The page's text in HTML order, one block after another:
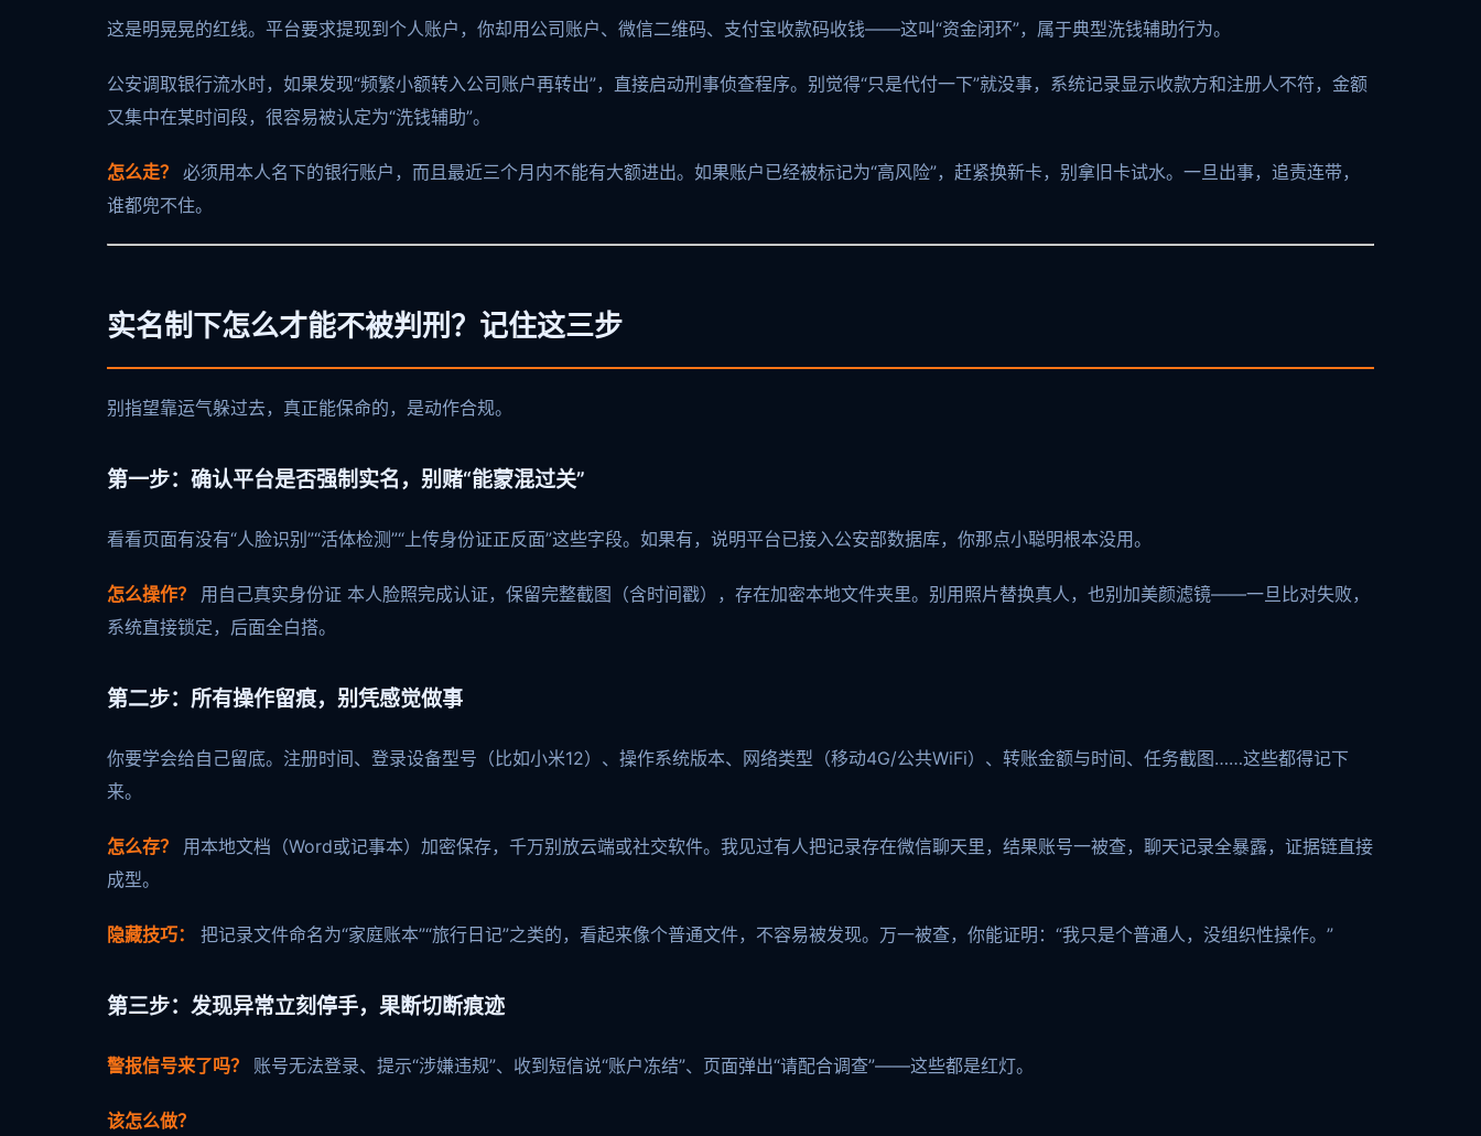
这是明晃晃的红线。平台要求提现到个人账户，你却用公司账户、微信二维码、支付宝收款码收钱——这叫“资金闭环”，属于典型洗钱辅助行为。
公安调取银行流水时，如果发现“频繁小额转入公司账户再转出”，直接启动刑事侦查程序。别觉得“只是代付一下”就没事，系统记录显示收款方和注册人不符，金额
又集中在某时间段，很容易被认定为“洗钱辅助”。
怎么走？
必须用本人名下的银行账户，而且最近三个月内不能有大额进出。如果账户已经被标记为“高风险”，赶紧换新卡，别拿旧卡试水。一旦出事，追责连带，
谁都兜不住。
实名制下怎么才能不被判刑？记住这三步
别指望靠运气躲过去，真正能保命的，是动作合规。
第一步：确认平台是否强制实名，别赌“能蒙混过关”
看看页面有没有“人脸识别”“活体检测”“上传身份证正反面”这些字段。如果有，说明平台已接入公安部数据库，你那点小聪明根本没用。
怎么操作？
用自己真实身份证 本人脸照完成认证，保留完整截图（含时间戳），存在加密本地文件夹里。别用照片替换真人，也别加美颜滤镜——一旦比对失败，
系统直接锁定，后面全白搭。
第二步：所有操作留痕，别凭感觉做事
你要学会给自己留底。注册时间、登录设备型号（比如小米12）、操作系统版本、网络类型（移动4G/公共WiFi）、转账金额与时间、任务截图……这些都得记下
来。
怎么存？
用本地文档（Word或记事本）加密保存，千万别放云端或社交软件。我见过有人把记录存在微信聊天里，结果账号一被查，聊天记录全暴露，证据链直接
成型。
隐藏技巧： 把记录文件命名为“家庭账本”“旅行日记”之类的，看起来像个普通文件，不容易被发现。万一被查，你能证明：“我只是个普通人，没组织性操作。”
第三步：发现异常立刻停手，果断切断痕迹
警报信号来了吗？ 账号无法登录、提示“涉嫌违规”、收到短信说“账户冻结”、页面弹出“请配合调查”——这些都是红灯。
该怎么做？